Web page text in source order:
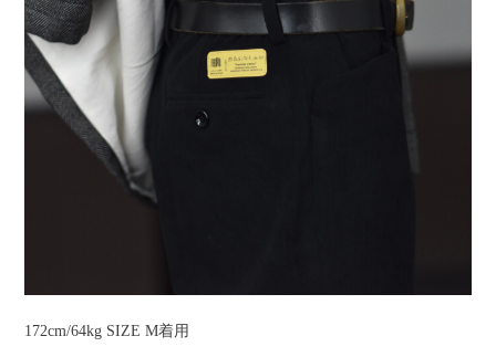
172cm/64kg SIZE M着用